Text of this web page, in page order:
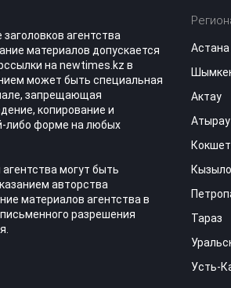
агентства
материалов допускается
на newtimes.kz в
может быть специальная
запрещающая
копирование и
либо форме на любых
могут быть
авторства
материалов агентства в
разрешения
Астана
Актау
Атырау
Тараз
Усть-